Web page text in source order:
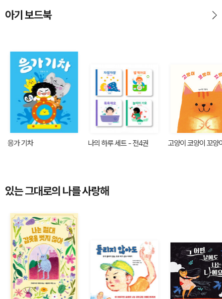
아기 보드북
응가 기차 나의 하루 세트 - 전4권 고양이 코양이 꼬양
있는 그대로의 나를 사랑해